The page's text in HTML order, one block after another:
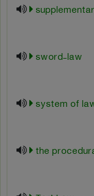
sword-law
system of
the